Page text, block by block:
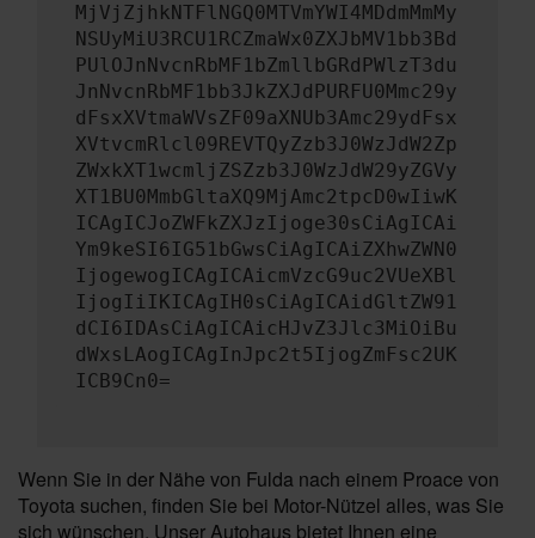
MjVjZjhkNTFlNGQ0MTVmYWI4MDdmMmMy
NSUyMiU3RCU1RCZmaWx0ZXJbMV1bb3Bd
PUlOJnNvcnRbMF1bZmllbGRdPWlzT3du
JnNvcnRbMF1bb3JkZXJdPURFU0Mmc29y
dFsxXVtmaWVsZF09aXNUb3Amc29ydFsx
XVtvcmRlcl09REVTQyZzb3J0WzJdW2Zp
ZWxkXT1wcmljZSZzb3J0WzJdW29yZGVy
XT1BU0MmbGltaXQ9MjAmc2tpcD0wIiwK
ICAgICJoZWFkZXJzIjoge30sCiAgICAi
Ym9keSI6IG51bGwsCiAgICAiZXhwZWN0
IjogewogICAgICAicmVzcG9uc2VUeXBl
IjogIiIKICAgIH0sCiAgICAidGltZW91
dCI6IDAsCiAgICAicHJvZ3Jlc3MiOiBu
dWxsLAogICAgInJpc2t5IjogZmFsc2UK
ICB9Cn0=
Wenn Sie in der Nähe von Fulda nach einem Proace von
Toyota suchen, finden Sie bei Motor-Nützel alles, was Sie
sich wünschen. Unser Autohaus bietet Ihnen eine